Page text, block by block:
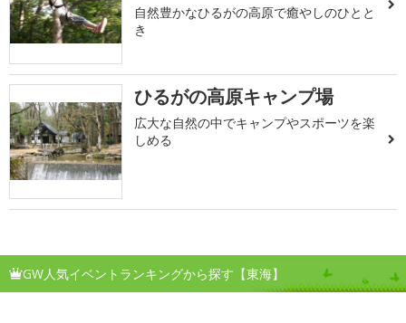
自然豊かなひるがの高原で癒やしのひとと
き
ひるがの高原キャンプ場
広大な自然の中でキャンプやスポーツを楽
しめる
GW人気イベントランキングから探す【東海】